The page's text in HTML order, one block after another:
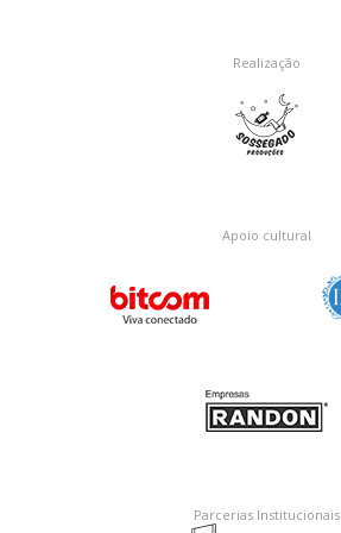
Realização
Apoio cultural
Parcerias Institucionais